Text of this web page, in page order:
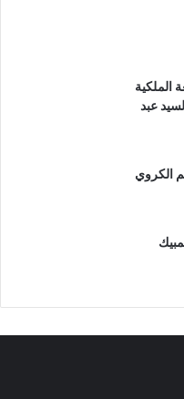
الملكية
عبد
الكروي